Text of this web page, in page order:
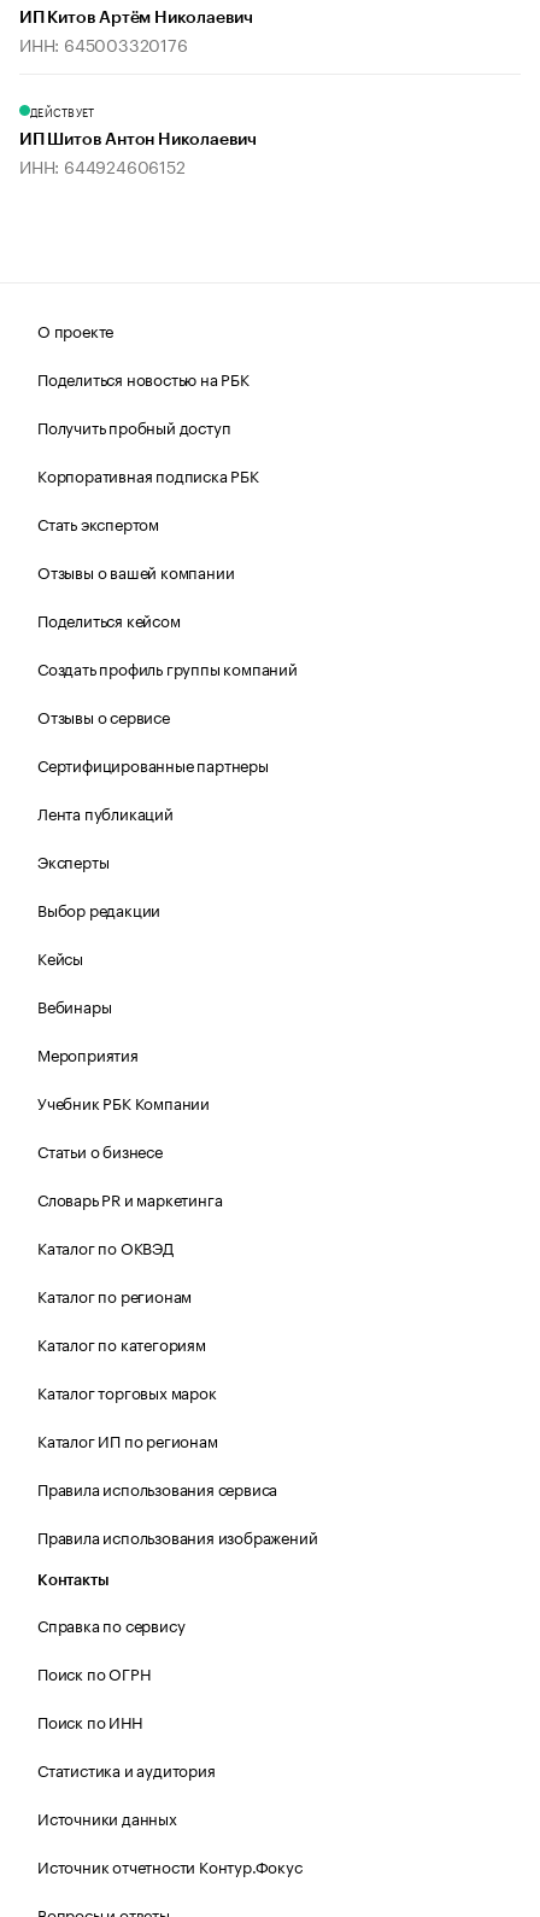
ИП Китов Артём Николаевич
ИНН: 645003320176
ДЕЙСТВУЕТ
ИП Шитов Антон Николаевич
ИНН: 644924606152
О проекте
Поделиться новостью на РБК
Получить пробный доступ
Корпоративная подписка РБК
Стать экспертом
Отзывы о вашей компании
Поделиться кейсом
Создать профиль группы компаний
Отзывы о сервисе
Сертифицированные партнеры
Лента публикаций
Эксперты
Выбор редакции
Кейсы
Вебинары
Мероприятия
Учебник РБК Компании
Статьи о бизнесе
Словарь PR и маркетинга
Каталог по ОКВЭД
Каталог по регионам
Каталог по категориям
Каталог торговых марок
Каталог ИП по регионам
Правила использования сервиса
Правила использования изображений
Контакты
Справка по сервису
Поиск по ОГРН
Поиск по ИНН
Статистика и аудитория
Источники данных
Источник отчетности Контур.Фокус